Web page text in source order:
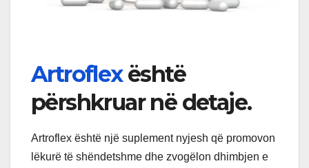
Artroflexështë
përshkruar në detaje.
Artroflex është një suplement nyjesh që promovon
lëkurë të shëndetshme dhe zvogëlon dhimbjen e